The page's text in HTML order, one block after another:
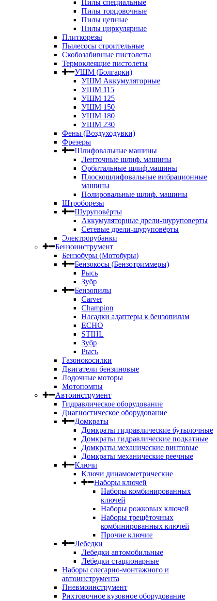
Пилы специальные
Пилы торцовочные
Пилы цепные
Пилы циркулярные
Плиткорезы
Пылесосы строительные
Скобозабивные пистолеты
Термоклеящие пистолеты
УШМ (Болгарки)
УШМ Аккумуляторные
УШМ 115
УШМ 125
УШМ 150
УШМ 180
УШМ 230
Фены (Воздуходувки)
Фрезеры
Шлифовальные машины
Ленточные шлиф. машины
Орбитальные шлиф.машины
Плоскошлифовальные вибрационные
машины
Полировальные шлиф. машины
Штроборезы
Шуруповёрты
Аккумуляторные дрели-шуруповерты
Сетевые дрели-шуруповёрты
Электрорубанки
Бензоинструмент
Бензобуры (Мотобуры)
Бензокосы (Бензотриммеры)
Рысь
Зубр
Бензопилы
Carver
Champion
Насадки адаптеры к бензопилам
ECHO
STIHL
Зубр
Рысь
Газонокосилки
Двигатели бензиновые
Лодочные моторы
Мотопомпы
Автоинструмент
Гидравлическое оборудование
Диагностическое оборудование
Домкраты
Домкраты гидравлические бутылочные
Домкраты гидравлические подкатные
Домкраты механические винтовые
Домкраты механические реечные
Ключи
Ключи динамометрические
Наборы ключей
Наборы комбинированных
ключей
Наборы рожковых ключей
Наборы трещёточных
комбинированных ключей
Прочие ключие
Лебедки
Лебедки автомобильные
Лебедки стационарные
Наборы слесарно-монтажного и
автоинструмента
Пневмоинструмент
Рихтовочное кузовное оборудование